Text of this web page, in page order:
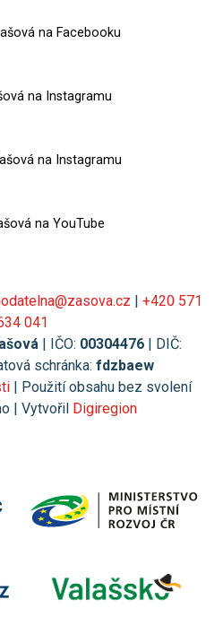
na Facebooku
na Instagramu
na Instagramu
na YouTube
| +420 571
041
| IČO: 00304476| DIČ:
schránka: fdzbaew
| Použití obsahu bez svolení
| Vytvořil Digiregion